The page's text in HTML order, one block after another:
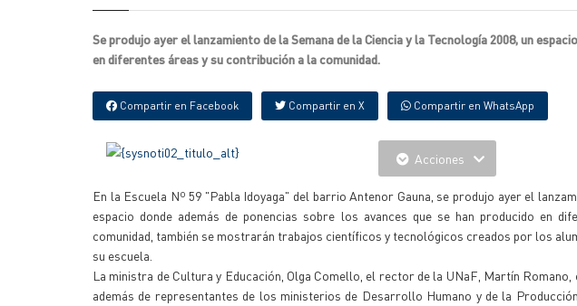
Se produjo ayer el lanzamiento de la Semana de la Ciencia y la Tecnología 2008, un
en diferentes áreas y su contribución a la comunidad.
Compartir en Facebook Compartir en X Compartir en WhatsApp
Acciones
En la Escuela Nº 59 "Pabla Idoyaga" del barrio Antenor Gauna, se produjo ayer el
espacio donde además de ponencias sobre los avances que se han producido en
comunidad, también se mostrarán trabajos científicos y tecnológicos creados por los
su escuela.
La ministra de Cultura y Educación, Olga Comello, el rector de la UNaF, Martín
además de representantes de los ministerios de Desarrollo Humano y de la